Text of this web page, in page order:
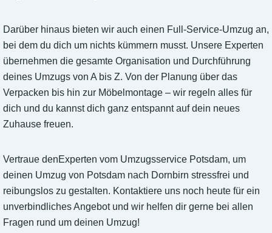
Darüber hinaus bieten wir auch einen Full-Service-Umzug an,
bei dem du dich um nichts kümmern musst. Unsere Experten
übernehmen die gesamte Organisation und Durchführung
deines Umzugs von A bis Z. Von der Planung über das
Verpacken bis hin zur Möbelmontage – wir regeln alles für
dich und du kannst dich ganz entspannt auf dein neues
Zuhause freuen.
Vertraue denExperten vom Umzugsservice Potsdam, um
deinen Umzug von Potsdam nach Dornbirn stressfrei und
reibungslos zu gestalten. Kontaktiere uns noch heute für ein
unverbindliches Angebot und wir helfen dir gerne bei allen
Fragen rund um deinen Umzug!